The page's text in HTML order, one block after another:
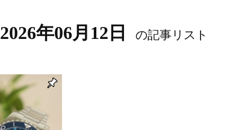
2026年06月12日 の記事リスト